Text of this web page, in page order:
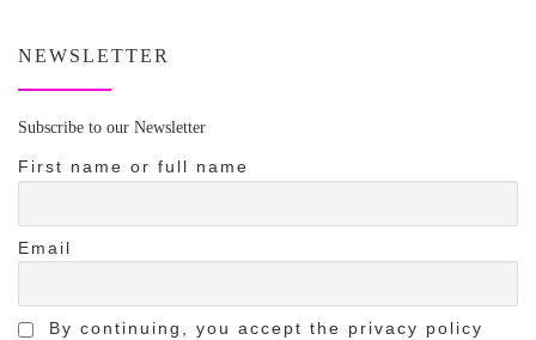
NEWSLETTER
Subscribe to our Newsletter
First name or full name
Email
By continuing, you accept the privacy policy